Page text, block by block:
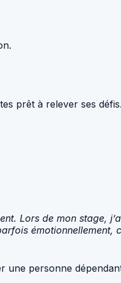
prêt à relever ses défis.
Lors de mon stage,
émotionnellement,
personne